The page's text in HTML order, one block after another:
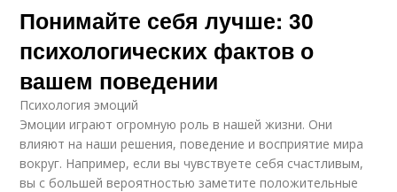
Понимайте себя лучше: 30
психологических фактов о
вашем поведении
Психология эмоций
Эмоции играют огромную роль в нашей жизни. Они
влияют на наши решения, поведение и восприятие мира
вокруг. Например, если вы чувствуете себя счастливым,
вы с большей вероятностью заметите положительные